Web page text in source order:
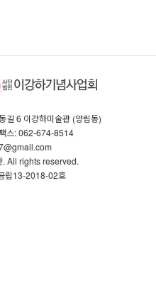
길 6 이강하미술관 (양림동)
팩스: 062-674-8514
. All rights reserved.
립13-2018-02호